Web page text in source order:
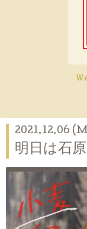
2021.12.06
明日は石